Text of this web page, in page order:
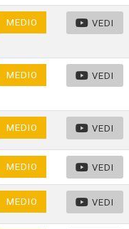
MEDIO VEDI
MEDIO VEDI
MEDIO VEDI
MEDIO VEDI
MEDIO VEDI